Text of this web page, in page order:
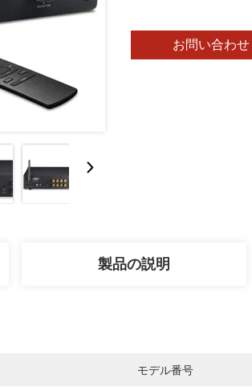
お問い合わせ
製品の説明
モデル番号